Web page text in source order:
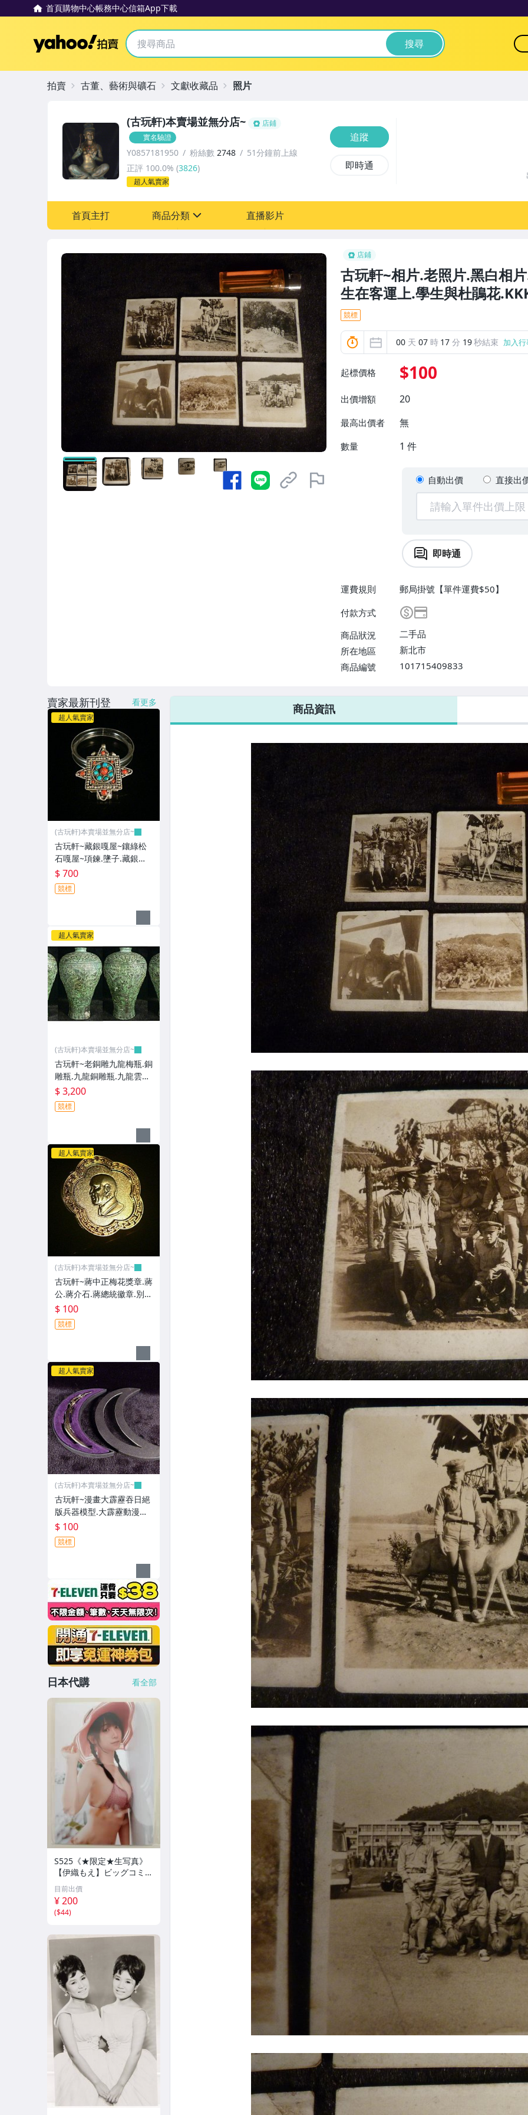
首頁購物中心帳務中心信箱App下載
Yahoo拍賣 搜尋
店鋪
古玩軒~相片.老照片.黑白相
生在客運上.學生與杜鵑花
競標
00 天 07 時 17 分 16秒結束 加入
起標價格 $100
出價增額 20
最高出價者 無
數量 1 件
自動出價 直接出
即時通
運費規則
郵局掛號【單件運費$50】
付款方式
商品狀況
二手品
所在地區
新北市
商品編號
101715409833
(古玩軒)本賣場並無分店~
店鋪
實名驗證
Y0857181950 粉絲數 2748
51分鐘前上線
正評 100.0% (3826)
超人氣賣家
追蹤
即時通
首頁主打 商品分類 直播影片
拍賣 古董、藝術與礦石 文獻收藏品 照片
商品資訊
賣家最新刊登 看更多
超人氣賣家
(古玩軒)本賣場並無分店~
古玩軒~藏銀嘎屋~鑲綠松
石嘎屋~項鍊.墬子.藏銀飾
品.藏銀項鍊.風水開運商品
BN604
$ 700
競標
超人氣賣家
(古玩軒)本賣場並無分店~
古玩軒~老銅雕九龍梅瓶.銅
雕瓶.九龍銅雕瓶.九龍雲紋
梅瓶.乾隆年製.單件YG421
$ 3,200
競標
超人氣賣家
(古玩軒)本賣場並無分店~
古玩軒~蔣中正梅花獎章.蔣
公.蔣介石.蔣總統徽章.別
針.胸針.胸章.勳章.勛章.紀
念章.紀念徽章.VO108
$ 100
競標
超人氣賣家
(古玩軒)本賣場並無分店~
古玩軒~漫畫大霹靂吞日絕
版兵器模型.大霹靂動漫兵
器5.5吋.鄭問作品(非軍刀.
刺刀.日本刀.武士力.古董
刀)ABC788
$ 100
競標
日本代購 看全部
S525《★限定★生写真》
【伊織もえ】ビッグコミッ
クスピリッツ 2026年8月3
日号 ★セブンネット限定
特典★ ☆送料一律☆
目前出價
¥ 200
($44)